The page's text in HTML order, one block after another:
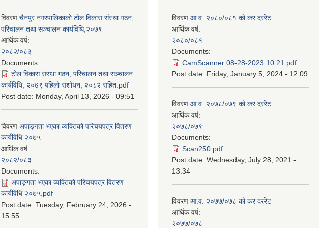
विवरण चैनपुर नगरपालिकाको टोल विकास संस्था गठन,
परिचालन तथा सञ्चालन कार्यविधि,२०७९
आर्थिक वर्ष:
२०८२/०८३
Documents:
टोल विकास संस्था गठन, परिचालन तथा सञ्चालन
कार्यविधि, २०७९ पहिलो संशोधन, २०८२ सहित.pdf
Post date: Monday, April 13, 2026 - 09:51
विवरण अपाङ्गता भएका व्यक्तिको परिचयपत्र वितरण
कार्यविधि २०७५
आर्थिक वर्ष:
२०८२/०८३
Documents:
अपाङ्गता भएका व्यक्तिको परिचयपत्र वितरण
कार्यविधि २०७५.pdf
Post date: Tuesday, February 24, 2026 -
15:55
विवरण आ.व. २०८०/०८१ को कर दररेट
आर्थिक वर्ष:
२०८०/०८१
Documents:
CamScanner 08-28-2023 10.21.pdf
Post date: Friday, January 5, 2024 - 12:09
विवरण आ.व. २०७८/०७९ को कर दररेट
आर्थिक वर्ष:
२०७८/०७९
Documents:
Scan250.pdf
Post date: Wednesday, July 28, 2021 -
13:34
विवरण आ.व. २०७७/०७८ को कर दररेट
आर्थिक वर्ष:
२०७७/०७८